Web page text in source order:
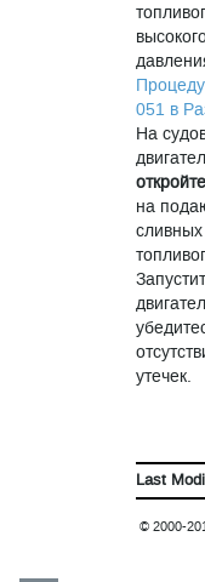
051 в
На
откройте
на
сливных
утечек.
Last
© 2000-